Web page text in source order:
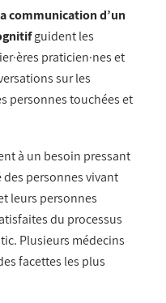
communication d’un
guident les
praticien·nes et
sur les
personnes touchées et
à un besoin pressant
des personnes vivant
leurs personnes
du processus
Plusieurs médecins
facettes les plus